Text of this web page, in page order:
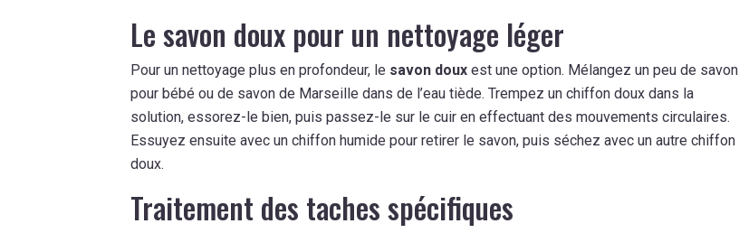
Le savon doux pour un nettoyage léger
Pour un nettoyage plus en profondeur, le savon doux est une option. Mélangez un peu de savon
pour bébé ou de savon de Marseille dans de l’eau tiède. Trempez un chiffon doux dans la
solution, essorez-le bien, puis passez-le sur le cuir en effectuant des mouvements circulaires.
Essuyez ensuite avec un chiffon humide pour retirer le savon, puis séchez avec un autre chiffon
doux.
Traitement des taches spécifiques